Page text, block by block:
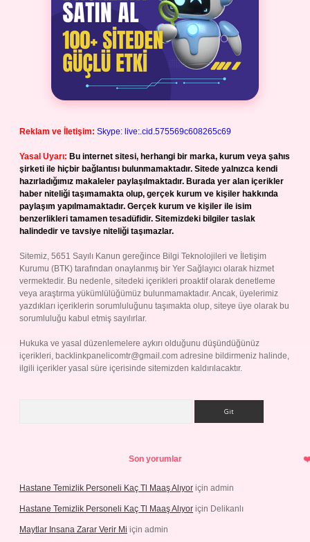
Reklam ve İletişim: Skype: live:.cid.575569c608265c69
Yasal Uyarı: Bu internet sitesi, herhangi bir marka, kurum veya şahıs
şirketi ile hiçbir bağlantısı bulunmamaktadır. Sitede yalnızca kendi
hazırladığımız makaleler paylaşılmaktadır. Burada yer alan içerikler
haber niteliği taşımamakta olup, gerçek kurum ve kişiler hakkında
paylaşım yapılmamaktadır. Gerçek kurum ve kişiler ile isim
benzerlikleri tamamen tesadüfidir. Sitemizdeki bilgiler taslak
halindedir ve tavsiye niteliği taşımazlar.
Sitemiz, 5651 Sayılı Kanun gereğince Bilgi Teknolojileri ve İletişim
Kurumu (BTK) tarafından onaylanmış bir Yer Sağlayıcı olarak hizmet
vermektedir. Bu nedenle, sitedeki içerikleri proaktif olarak denetleme
veya araştırma yükümlülüğümüz bulunmamaktadır. Ancak, üyelerimiz
yazdıkları içeriklerin sorumluluğunu taşımakta olup, siteye üye olarak bu
sorumluluğu kabul etmiş sayılırlar.
Hukuka ve yasal düzenlemelere aykırı olduğunu düşündüğünüz
içerikleri, backlinkpanelicomtr@gmail.com adresine bildirmeniz halinde,
ilgili içerikler yasal süre içerisinde sitemizden kaldırılacaktır.
Son yorumlar
Hastane Temizlik Personeli Kaç Tl Maaş Alıyor için admin
Hastane Temizlik Personeli Kaç Tl Maaş Alıyor için Delikanlı
Maytlar Insana Zarar Verir Mi için admin